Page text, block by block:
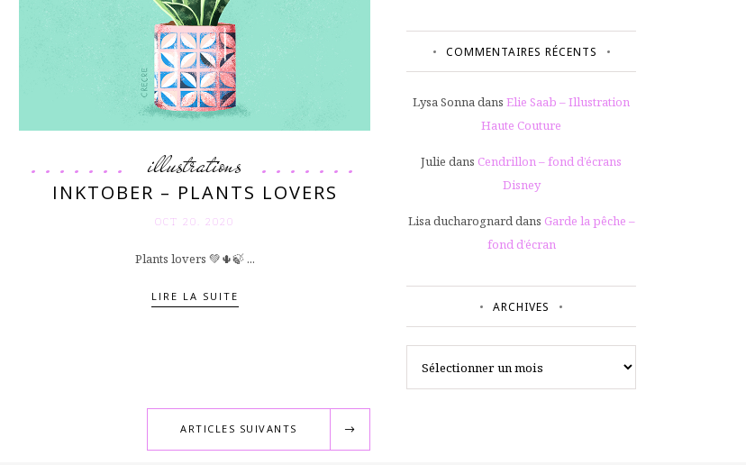
illustrations
INKTOBER – PLANTS LOVERS
OCT 20. 2020
Plants lovers 💚🌵🍃 ...
LIRE LA SUITE
ARTICLES SUIVANTS
COMMENTAIRES RÉCENTS
Lysa Sonnadans Elie Saab – Illustration
Haute Couture
Julie dans Cendrillon – fond d’écrans
Disney
Lisa ducharognarddans Garde la pêche –
fond d’écran
ARCHIVES